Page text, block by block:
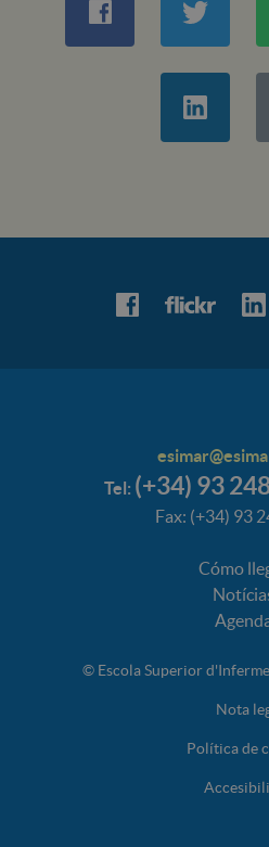
Tel: (+34) 93
Fax: (+34) 93
Cómo
© Escola Superior
Nota
Política de